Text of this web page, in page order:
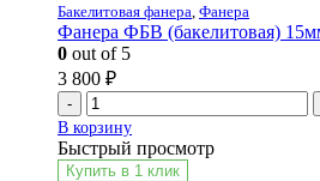
Бакелитовая фанера Фанера
Фанера ФБВ (бакелитовая)
0 out of 5
3 800 ₽
-
В корзину
Быстрый просмотр
Купить в 1 клик